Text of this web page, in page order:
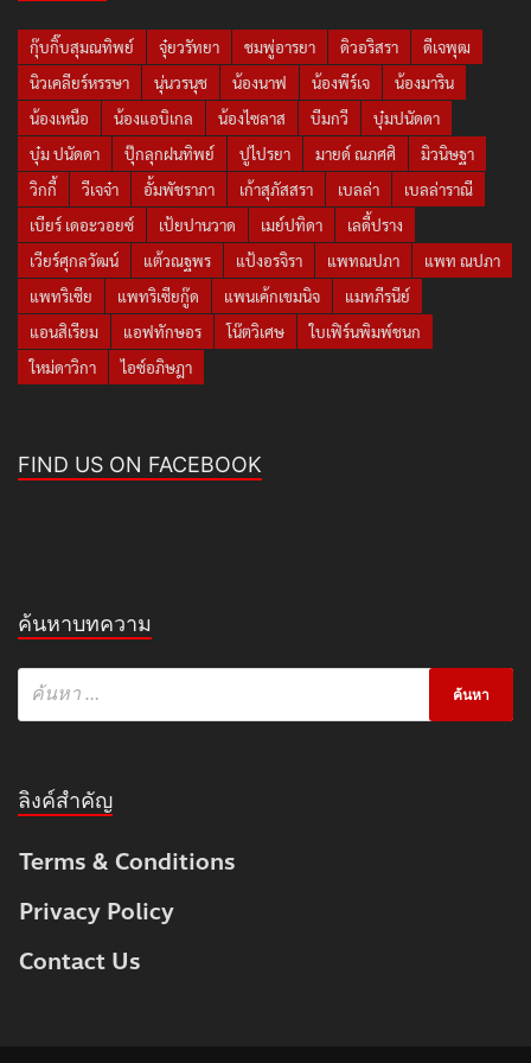
กุ๊บกิ๊บสุมณทิพย์ จุ๋ยวรัทยา ชมพู่อารยา ดิวอริสรา
ดีเจพุฒ
นิวเคลียร์หรรษา
นุ่นวรนุช น้องนาฟ น้องพีร์เจ
น้องมาริน
น้องเหนือ
น้องแอบิเกล น้องไซลาส บีมกวี
บุ๋มปนัดดา
บุ๋ม ปนัดดา
ปุ๊กลุกฝนทิพย์ ปูไปรยา มายด์ ณภศศิ
มิวนิษฐา
วิกกี้
วีเจจ๋า อั้มพัชราภา เก้าสุภัสสรา เบลล่า
เบลล่าราณี
เบียร์ เดอะวอยซ์
เป้ยปานวาด เมย์ปทิดา
เลดี้ปราง
เวียร์ศุกลวัฒน์
แต้วณฐพร แป้งอรจิรา แพทณปภา
แพท ณปภา
แพทริเซีย
แพทริเซียกู๊ด แพนเค้กเขมนิจ
แมทภีรนีย์
แอนสิเรียม
แอฟทักษอร โน๊ตวิเศษ
ใบเฟิร์นพิมพ์ชนก
ใหม่ดาวิกา
ไอซ์อภิษฎา
FIND US ON FACEBOOK
ค้นหาบทความ
ลิงค์สำคัญ
Terms & Conditions
Privacy Policy
Contact Us